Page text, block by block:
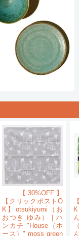
【30%OFF】
【クリックポストO
K】otsukiyumi（お
おつき ゆみ）｜ハ
ンカチ "House（ホ
ース）" moss green